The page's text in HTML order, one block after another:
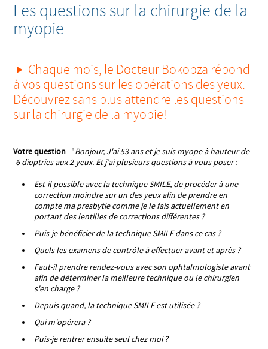
Les questions sur la chirurgie de la
myopie
Chaque mois, le Docteur Bokobza répond
à vos questions sur les opérations des yeux.
Découvrez sans plus attendre les questions
sur la chirurgie de la myopie!
Votre question : "Bonjour, J'ai 53 ans et je suis myope à hauteur de
-6 dioptries aux 2 yeux. Et j’ai plusieurs questions à vous poser :
Est-il possible avec la technique SMILE, de procéder à une
correction moindre sur un des yeux afin de prendre en
compte ma presbytie comme je le fais actuellement en
portant des lentilles de corrections différentes ?
Puis-je bénéficier de la technique SMILE dans ce cas ?
Quels les examens de contrôle à effectuer avant et après ?
Faut-il prendre rendez-vous avec son ophtalmologiste avant
afin de déterminer la meilleure technique ou le chirurgien
s'en charge ?
Depuis quand, la technique SMILE est utilisée ?
Qui m'opérera ?
Puis-je rentrer ensuite seul chez moi ?